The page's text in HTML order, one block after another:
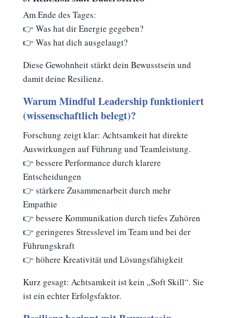
Am Ende des Tages:
👉 Was hat dir Energie gegeben?
👉 Was hat dich ausgelaugt?
Diese Gewohnheit stärkt dein Bewusstsein und
damit deine Resilienz.
Warum Mindful Leadership funktioniert
(wissenschaftlich belegt)?
Forschung zeigt klar: Achtsamkeit hat direkte
Auswirkungen auf Führung und Teamleistung.
👉 bessere Performance durch klarere
Entscheidungen
👉 stärkere Zusammenarbeit durch mehr
Empathie
👉 bessere Kommunikation durch tiefes Zuhören
👉 geringeres Stresslevel im Team und bei der
Führungskraft
👉 höhere Kreativität und Lösungsfähigkeit
Kurz gesagt: Achtsamkeit ist kein „Soft Skill“. Sie
ist ein echter Erfolgsfaktor.